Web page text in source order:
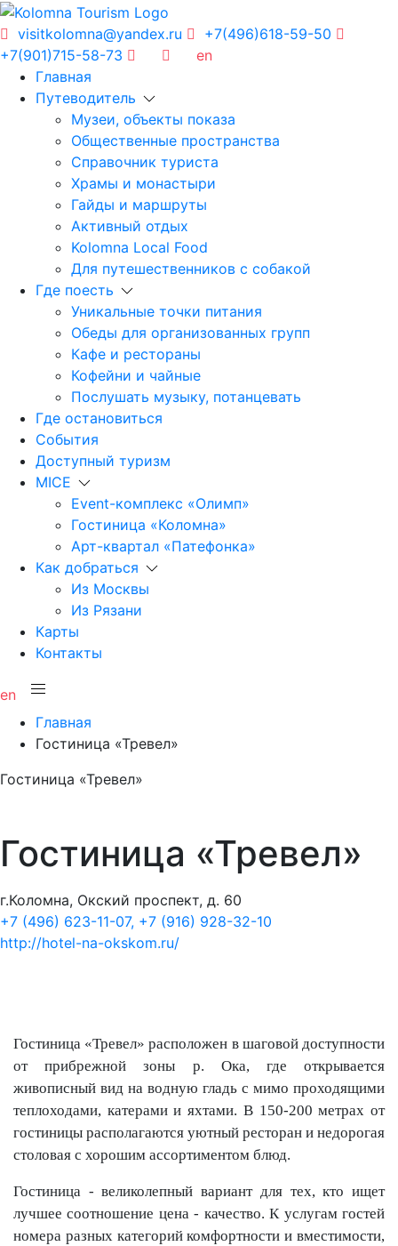
visitkolomna@yandex.ru
+7(496)618-59-50
+7(901)715-58-73
en
Главная
Путеводитель
Музеи, объекты показа
Общественные пространства
Справочник туриста
Храмы и монастыри
Гайды и маршруты
Активный отдых
Kolomna Local Food
Для путешественников с собакой
Где поесть
Уникальные точки питания
Обеды для организованных групп
Кафе и рестораны
Кофейни и чайные
Послушать музыку, потанцевать
Где остановиться
События
Доступный туризм
MICE
Event-комплекс «Олимп»
Гостиница «Коломна»
Арт-квартал «Патефонка»
Как добраться
Из Москвы
Из Рязани
Карты
Контакты
en
Главная
Гостиница «Тревел»
Гостиница «Тревел»
Гостиница «Тревел»
г.Коломна, Окский проспект, д. 60
+7 (496) 623-11-07, +7 (916) 928-32-10
http://hotel-na-okskom.ru/
Гостиница «Тревел» расположен в шаговой доступности
от прибрежной зоны р. Ока, где открывается
живописный вид на водную гладь с мимо проходящими
теплоходами, катерами и яхтами. В 150-200 метрах от
гостиницы располагаются уютный ресторан и недорогая
столовая с хорошим ассортиментом блюд.
Гостиница - великолепный вариант для тех, кто ищет
лучшее соотношение цена - качество. К услугам гостей
номера разных категорий комфортности и вместимости,